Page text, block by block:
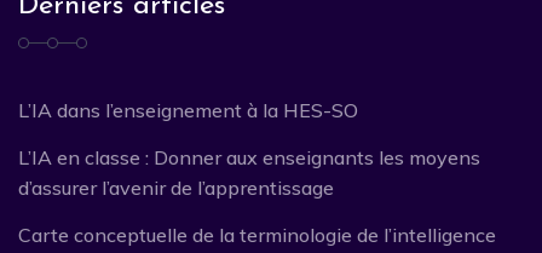
Derniers articles
L’IA dans l’enseignement à la HES-SO
L’IA en classe : Donner aux enseignants les moyens
d’assurer l’avenir de l’apprentissage
Carte conceptuelle de la terminologie de l’intelligence